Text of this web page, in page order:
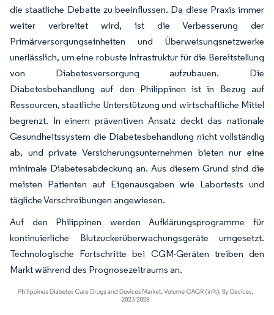
die staatliche Debatte zu beeinflussen. Da diese Praxis immer
weiter verbreitet wird, ist die Verbesserung der
Primärversorgungseinheiten und Überweisungsnetzwerke
unerlässlich, um eine robuste Infrastruktur für die Bereitstellung
von Diabetesversorgung aufzubauen. Die
Diabetesbehandlung auf den Philippinen ist in Bezug auf
Ressourcen, staatliche Unterstützung und wirtschaftliche Mittel
begrenzt. In einem präventiven Ansatz deckt das nationale
Gesundheitssystem die Diabetesbehandlung nicht vollständig
ab, und private Versicherungsunternehmen bieten nur eine
minimale Diabetesabdeckung an. Aus diesem Grund sind die
meisten Patienten auf Eigenausgaben wie Labortests und
tägliche Verschreibungen angewiesen.
Auf den Philippinen werden Aufklärungsprogramme für
kontinuierliche Blutzuckerüberwachungsgeräte umgesetzt.
Technologische Fortschritte bei CGM-Geräten treiben den
Markt während des Prognosezeitraums an.